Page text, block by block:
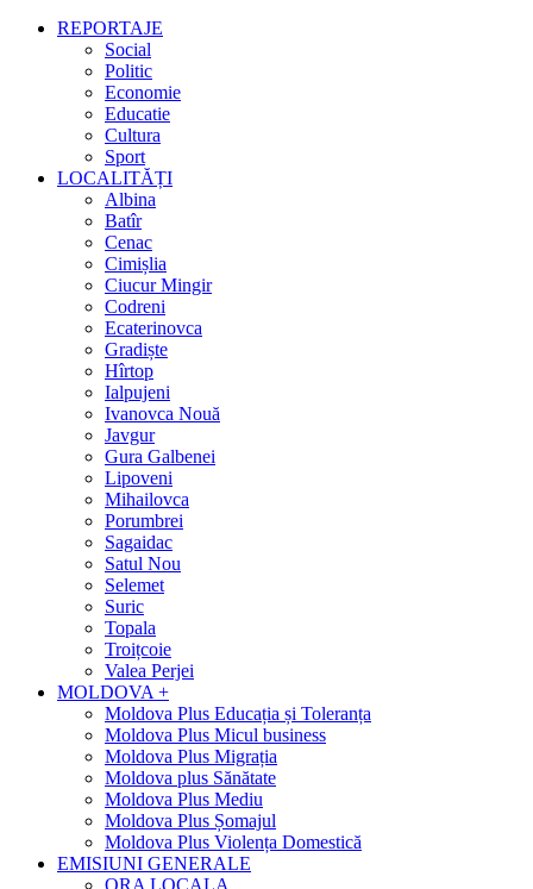
REPORTAJE
Social
Politic
Economie
Educatie
Cultura
Sport
LOCALITĂȚI
Albina
Batîr
Cenac
Cimișlia
Ciucur Mingir
Codreni
Ecaterinovca
Gradiște
Hîrtop
Ialpujeni
Ivanovca Nouă
Javgur
Gura Galbenei
Lipoveni
Mihailovca
Porumbrei
Sagaidac
Satul Nou
Selemet
Suric
Topala
Troițcoie
Valea Perjei
MOLDOVA +
Moldova Plus Educația și Toleranța
Moldova Plus Micul business
Moldova Plus Migrația
Moldova plus Sănătate
Moldova Plus Mediu
Moldova Plus Șomajul
Moldova Plus Violența Domestică
EMISIUNI GENERALE